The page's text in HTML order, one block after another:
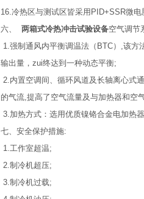
16.冷热区与测试区皆采用PID+SSR微
六、
两箱式冷热冲击试验设备空气调节
1.强制通风内平衡调温法（BTC）,该方
输出量，zui终达到一种动态平衡;
2.内置空调间、循环风道及长轴离心式
的气流,提高了空气流量及与加热器和空
3.加热方式：选用优质镍铬合金电加热
七、安全保护措施:
1.工作室超温;
2.制冷机超压;
3.制冷机过载;